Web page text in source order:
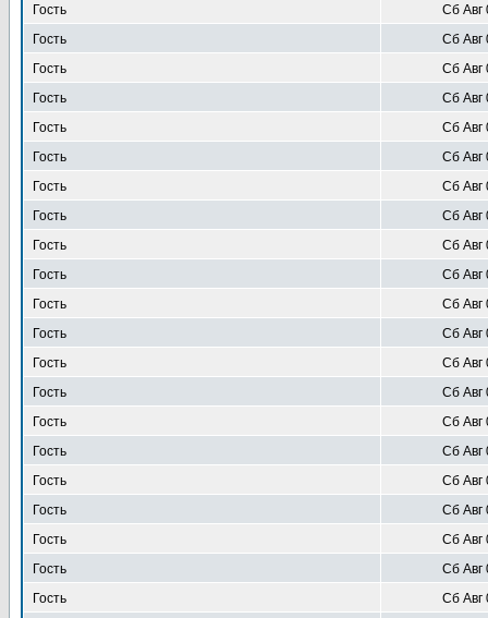
Гость
Сб Авг
Гость
Сб Авг
Гость
Сб Авг
Гость
Сб Авг
Гость
Сб Авг
Гость
Сб Авг
Гость
Сб Авг
Гость
Сб Авг
Гость
Сб Авг
Гость
Сб Авг
Гость
Сб Авг
Гость
Сб Авг
Гость
Сб Авг
Гость
Сб Авг
Гость
Сб Авг
Гость
Сб Авг
Гость
Сб Авг
Гость
Сб Авг
Гость
Сб Авг
Гость
Сб Авг
Гость
Сб Авг